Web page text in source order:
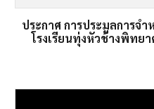
ประกาศ การประมูลการจ
โรงเรียนทุ่งหัวช้างพิทย